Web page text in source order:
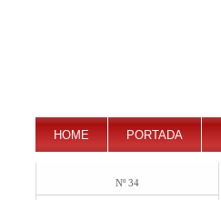
HOME PORTADA
Nº 34